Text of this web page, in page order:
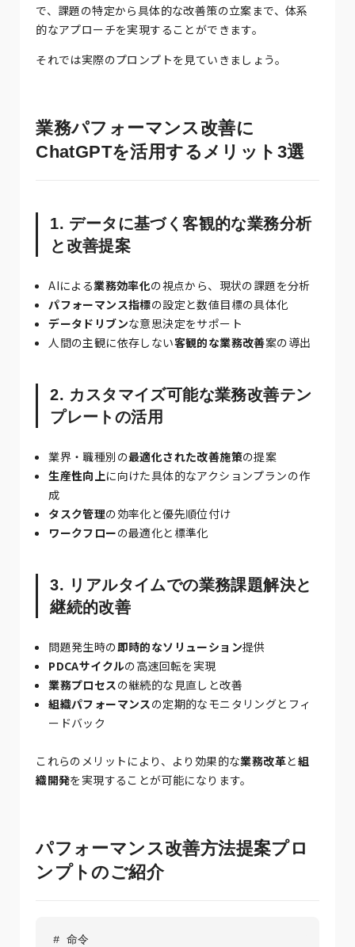
で、課題の特定から具体的な改善策の立案まで、体系
的なアプローチを実現することができます。
それでは実際のプロンプトを見ていきましょう。
業務パフォーマンス改善に
ChatGPTを活用するメリット3選
1. データに基づく客観的な業務分析
と改善提案
AIによる業務効率化の視点から、現状の課題を分析
パフォーマンス指標の設定と数値目標の具体化
データドリブンな意思決定をサポート
人間の主観に依存しない客観的な業務改善案の導出
2. カスタマイズ可能な業務改善テン
プレートの活用
業界・職種別の最適化された改善施策の提案
生産性向上に向けた具体的なアクションプランの作
成
タスク管理の効率化と優先順位付け
ワークフローの最適化と標準化
3. リアルタイムでの業務課題解決と
継続的改善
問題発生時の即時的なソリューション提供
PDCAサイクルの高速回転を実現
業務プロセスの継続的な見直しと改善
組織パフォーマンスの定期的なモニタリングとフィ
ードバック
これらのメリットにより、より効果的な業務改革と組
織開発を実現することが可能になります。
パフォーマンス改善方法提案プロ
ンプトのご紹介
# 命令